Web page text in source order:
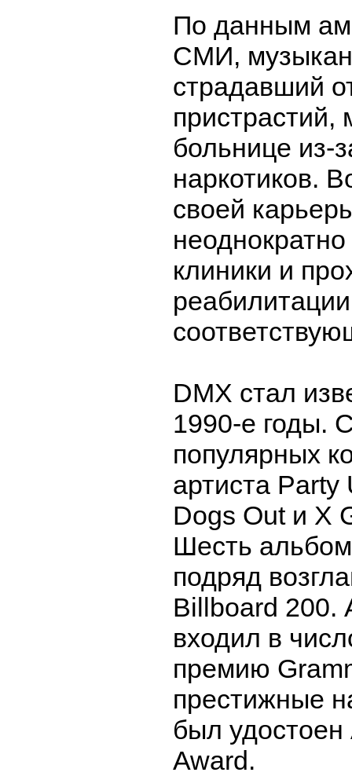
По данным
СМИ,
страдавший
пристрастий,
больнице из-
наркотиков.
своей
клиники и
DMX стал
1990-е годы.
популярных
артиста
Dogs Out и X
Шесть
подряд
Billboard 200.
входил в
премию
престижные
был
Award.